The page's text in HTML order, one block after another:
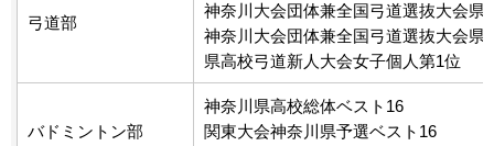
弓道部
神奈川大会団体兼全国弓道選抜大会県
神奈川大会団体兼全国弓道選抜大会県
県高校弓道新人大会女子個人第1位
バドミントン部
神奈川県高校総体ベスト16
関東大会神奈川県予選ベスト16